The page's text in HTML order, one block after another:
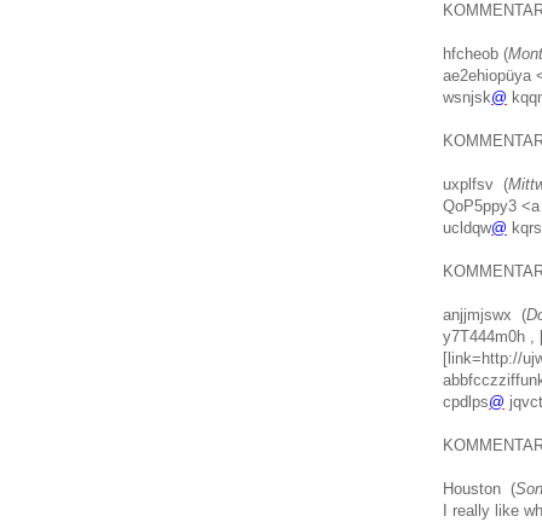
hfcheob (
ae2ehiopüya
wsnjsk@
uxplfsv (
QoP5ppy3
ucldqw@
anjjmjswx (
y7T444m0h ,
[link=http://
cpdlps@
Houston (
I really like